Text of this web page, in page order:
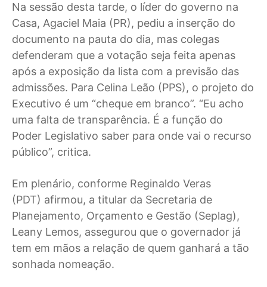
Na sessão desta tarde, o líder do governo na
Casa, Agaciel Maia (PR), pediu a inserção do
documento na pauta do dia, mas colegas
defenderam que a votação seja feita apenas
após a exposição da lista com a previsão das
admissões. Para Celina Leão (PPS), o projeto do
Executivo é um “cheque em branco”. “Eu acho
uma falta de transparência. É a função do
Poder Legislativo saber para onde vai o recurso
público”, critica.
Em plenário, conforme Reginaldo Veras
(PDT) afirmou, a titular da Secretaria de
Planejamento, Orçamento e Gestão (Seplag),
Leany Lemos, assegurou que o governador já
tem em mãos a relação de quem ganhará a tão
sonhada nomeação.